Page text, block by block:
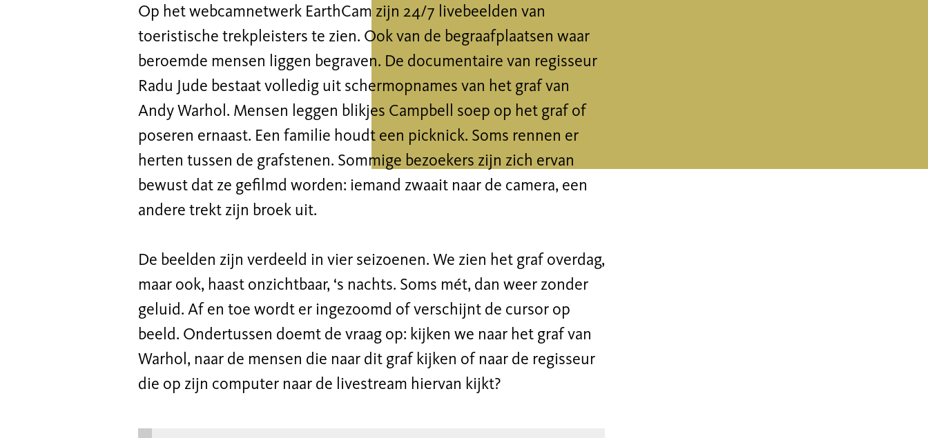
Op het webcamnetwerk EarthCam zijn 24/7 livebeelden van
toeristische trekpleisters te zien. Ook van de begraafplaatsen waar
beroemde mensen liggen begraven. De documentaire van regisseur
Radu Jude bestaat volledig uit schermopnames van het graf van
Andy Warhol. Mensen leggen blikjes Campbell soep op het graf of
poseren ernaast. Een familie houdt een picknick. Soms rennen er
herten tussen de grafstenen. Sommige bezoekers zijn zich ervan
bewust dat ze gefilmd worden: iemand zwaait naar de camera, een
andere trekt zijn broek uit.
De beelden zijn verdeeld in vier seizoenen. We zien het graf overdag,
maar ook, haast onzichtbaar, ‘s nachts. Soms mét, dan weer zonder
geluid. Af en toe wordt er ingezoomd of verschijnt de cursor op
beeld. Ondertussen doemt de vraag op: kijken we naar het graf van
Warhol, naar de mensen die naar dit graf kijken of naar de regisseur
die op zijn computer naar de livestream hiervan kijkt?